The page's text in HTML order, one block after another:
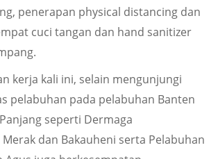
penerapan physical distancing dan
cuci tangan dan hand sanitizer
kerja kali ini, selain mengunjungi
pelabuhan pada pelabuhan Banten
seperti Dermaga
dan Bakauheni serta Pelabuhan